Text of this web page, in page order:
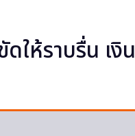
ห้ราบรื่น เงิ